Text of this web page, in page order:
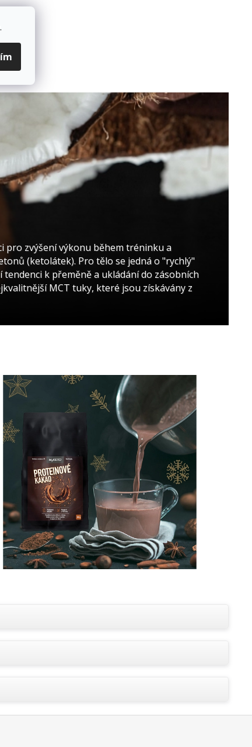
.
pro zvýšení výkonu během tréninku a
(ketolátek). Pro tělo se jedná o "rychlý"
k přeměně a ukládání do zásobních
MCT tuky, které jsou získávány z